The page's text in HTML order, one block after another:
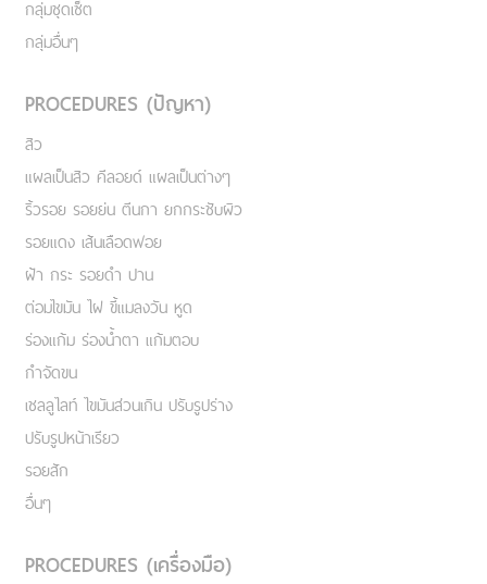
กลุ่มชุดเซ็ต
กลุ่มอื่นๆ
PROCEDURES (ปัญหา)
สิว
แผลเป็นสิว คีลอยด์ แผลเป็นต่างๆ
ริ้วรอย รอยย่น ตีนกา ยกกระชับผิว
รอยแดง เส้นเลือดฟอย
ฝ้า กระ รอยดำ ปาน
ต่อมไขมัน ไฝ ขี้แมลงวัน หูด
ร่องแก้ม ร่องน้ำตา แก้มตอบ
กำจัดขน
เชลลูไลท์ ไขมันส่วนเกิน ปรับรูปร่าง
ปรับรูปหน้าเรียว
รอยสัก
อื่นๆ
PROCEDURES (เครื่องมือ)